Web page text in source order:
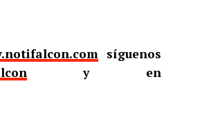
síguenos
y en